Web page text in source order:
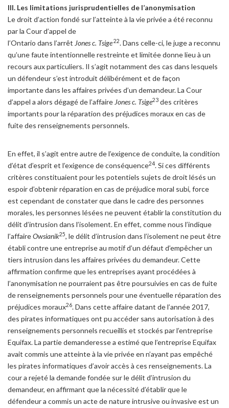
III. Les limitations jurisprudentielles de l’anonymisation
Le droit d’action fondé sur l’atteinte à la vie privée a été reconnu
par la Cour d’appel de
l’Ontario dans l’arrêt Jones c. Tsige22. Dans celle-ci, le juge a reconnu
qu’une faute intentionnelle restreinte et limitée donne lieu à un
recours aux particuliers. Il s’agit notamment des cas dans lesquels
un défendeur s’est introduit délibérément et de façon
importante dans les affaires privées d’un demandeur. La Cour
d’appel a alors dégagé de l’affaire Jones c. Tsige23 des critères
importants pour la réparation des préjudices moraux en cas de
fuite des renseignements personnels.
En effet, il s’agit entre autre de l’exigence de conduite, la condition
d’état d’esprit et l’exigence de conséquence24. Si ces différents
critères constituaient pour les potentiels sujets de droit lésés un
espoir d’obtenir réparation en cas de préjudice moral subi, force
est cependant de constater que dans le cadre des personnes
morales, les personnes lésées ne peuvent établir la constitution du
délit d’intrusion dans l’isolement. En effet, comme nous l’indique
l’affaireOwsianik25, le délit d’intrusion dans l’isolement ne peut être
établi contre une entreprise au motif d’un défaut d’empêcher un
tiers intrusion dans les affaires privées du demandeur. Cette
affirmation confirme que les entreprises ayant procédées à
l’anonymisation ne pourraient pas être poursuivies en cas de fuite
de renseignements personnels pour une éventuelle réparation des
préjudices moraux26. Dans cette affaire datant de l’année 2017,
des pirates informatiques ont pu accéder sans autorisation à des
renseignements personnels recueillis et stockés par l’entreprise
Equifax. La partie demanderesse a estimé que l’entreprise Equifax
avait commis une atteinte à la vie privée en n’ayant pas empêché
les pirates informatiques d’avoir accès à ces renseignements. La
cour a rejeté la demande fondée sur le délit d’intrusion du
demandeur, en affirmant que la nécessité d’établir que le
défendeur a commis un acte de nature intrusive ou invasive est un